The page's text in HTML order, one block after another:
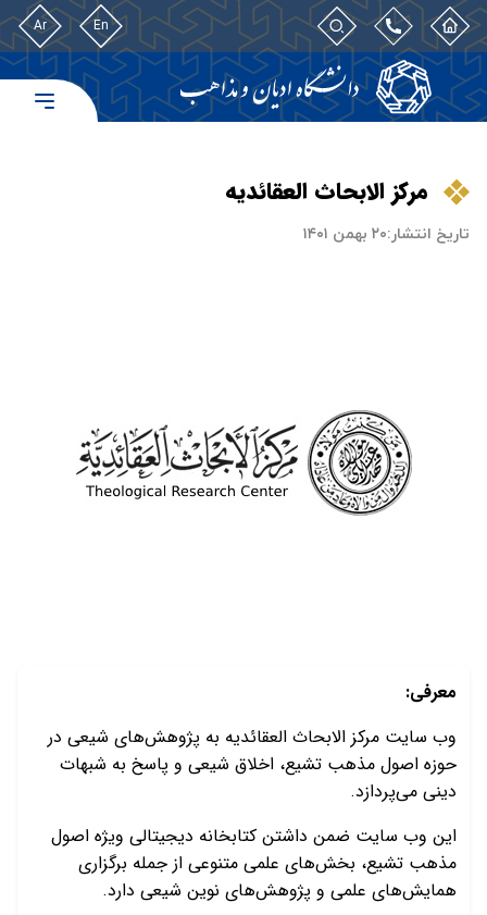
En
Ar
مرکز الابحاث العقائدیه
تاریخ انتشار:۲۰ بهمن ۱۴۰۱
معرفی:
وب سایت مرکز الابحاث العقائدیه به پژوهش‌های شیعی در
حوزه اصول مذهب تشیع، اخلاق شیعی و پاسخ به شبهات
دینی می‌پردازد.
این وب سایت ضمن داشتن کتابخانه دیجیتالی ویژه اصول
مذهب تشیع، بخش‌های علمی متنوعی از جمله برگزاری
همایش‌های علمی و پژوهش‌های نوین شیعی دارد.